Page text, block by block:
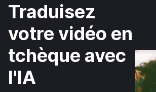
Traduisez
votre vidéo en
tchèque avec
l'IA